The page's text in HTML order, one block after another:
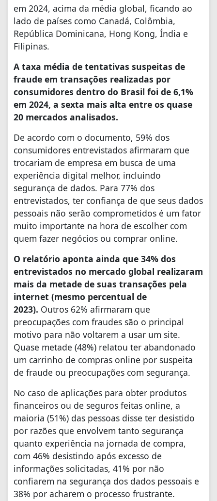
em 2024, acima da média global, ficando ao
lado de países como Canadá, Colômbia,
República Dominicana, Hong Kong, Índia e
Filipinas.
A taxa média de tentativas suspeitas de
fraude em transações realizadas por
consumidores dentro do Brasil foi de 6,1%
em 2024, a sexta mais alta entre os quase
20 mercados analisados.
De acordo com o documento, 59% dos
consumidores entrevistados afirmaram que
trocariam de empresa em busca de uma
experiência digital melhor, incluindo
segurança de dados. Para 77% dos
entrevistados, ter confiança de que seus dados
pessoais não serão comprometidos é um fator
muito importante na hora de escolher com
quem fazer negócios ou comprar online.
O relatório aponta ainda que 34% dos
entrevistados no mercado global realizaram
mais da metade de suas transações pela
internet (mesmo percentual de
2023). Outros 62% afirmaram que
preocupações com fraudes são o principal
motivo para não voltarem a usar um site.
Quase metade (48%) relatou ter abandonado
um carrinho de compras online por suspeita
de fraude ou preocupações com segurança.
No caso de aplicações para obter produtos
financeiros ou de seguros feitas online, a
maioria (51%) das pessoas disse ter desistido
por razões que envolvem tanto segurança
quanto experiência na jornada de compra,
com 46% desistindo após excesso de
informações solicitadas, 41% por não
confiarem na segurança dos dados pessoais e
38% por acharem o processo frustrante.